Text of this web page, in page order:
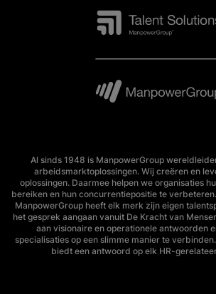
Al sinds 1948 is ManpowerGroup
arbeidsmarktoplossingen. Wij creëren en
oplossingen. Daarmee helpen we organisaties
bereiken en hun concurrentiepositie te
ManpowerGroup heeft elk merk zijn eigen
het gesprek aangaan vanuit De Kracht van
aan visionaire en operationele antwoorden
specialisaties op een slimme manier te
biedt een antwoord op elk HR-